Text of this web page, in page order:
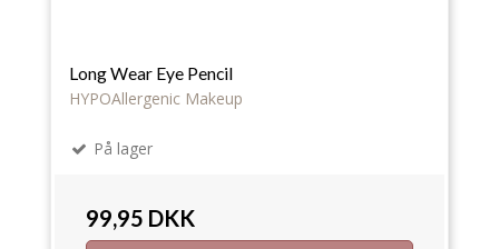
Long Wear Eye Pencil
HYPOAllergenic Makeup
På lager
99,95 DKK